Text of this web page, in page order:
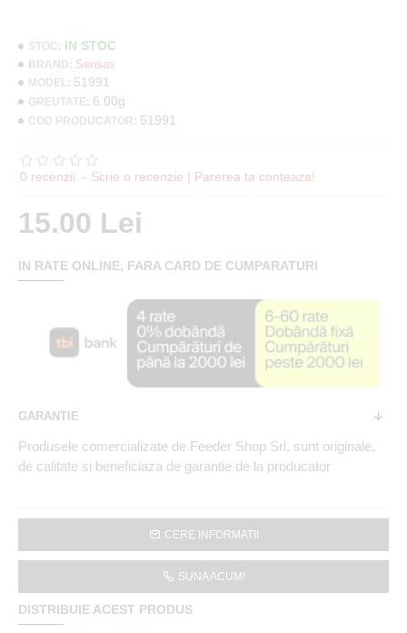
STOC: IN STOC
BRAND: Sensas
MODEL: 51991
GREUTATE: 6.00g
COD PRODUCATOR: 51991
0 recenzii - Scrie o recenzie | Parerea ta conteaza!
15.00 Lei
CERE INFORMATII
SUNA ACUM!
DISTRIBUIE ACEST PRODUS
IN RATE ONLINE, FARA CARD DE CUMPARATURI
GARANTIE
Produsele comercializate de Feeder Shop Srl, sunt originale,
de calitate si beneficiaza de garantie de la producator